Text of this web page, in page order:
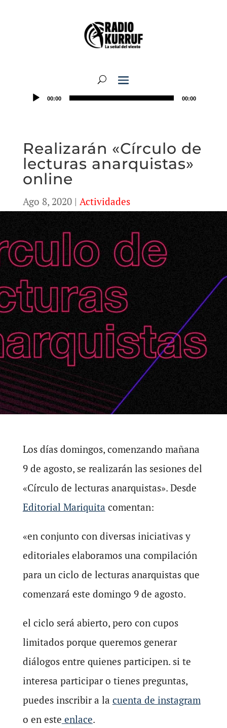
00:00 00:00
Realizarán «Círculo de
lecturas anarquistas»
online
Ago 8, 2020| Actividades
Los días domingos, comenzando mañana
9 de agosto, se realizarán las sesiones del
«Círculo de lecturas anarquistas». Desde
Editorial Mariquita comentan:
«en conjunto con diversas iniciativas y
editoriales elaboramos una compilación
para un ciclo de lecturas anarquistas que
comenzará este domingo 9 de agosto.
el ciclo será abierto, pero con cupos
limitados porque queremos generar
diálogos entre quienes participen. si te
interesa participar o tienes preguntas,
puedes inscribir a la cuenta de instagram
o en este enlace.